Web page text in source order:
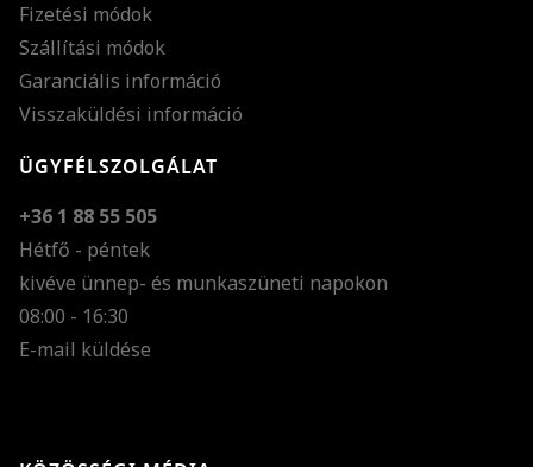
Fizetési módok
Szállítási módok
Garanciális információ
Visszaküldési információ
ÜGYFÉLSZOLGÁLAT
+36 1 88 55 505
Hétfő - péntek
kivéve ünnep- és munkaszüneti napokon
08:00 - 16:30
E-mail küldése